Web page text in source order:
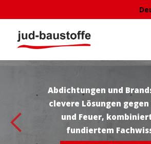
Abdichtungen und
clevere Lösungen gegen
und Feuer,
fundiertem